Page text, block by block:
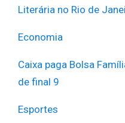
Literária no Rio de
Economia
Caixa paga Bolsa
de final 9
Esportes